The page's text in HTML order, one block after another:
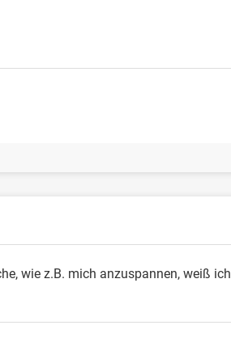
wie z.B. mich anzuspannen, weiß ich